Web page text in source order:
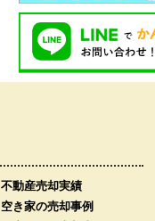
不動産売却実績
空き家の売却事例